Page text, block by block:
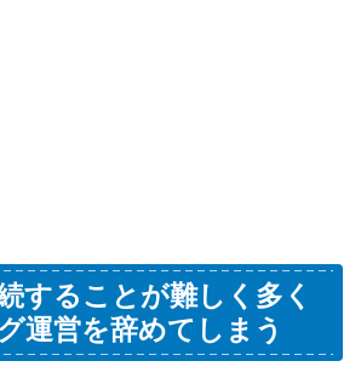
することが難しく多く
運営を辞めてしまう